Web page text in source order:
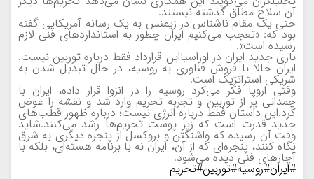
آن سلاح مطلق گذشته نیستند.
حتی یک مقام ناشناس در زیمنس به یک رسانه آمریکایی گفته
بود که: «تعجب می‌کنیم ایران چطور به استانداردهای فنی لازم
رسیده است».
بازی جدید ایران در اوراسیااین قرارداد فقط درباره توربین نیست.
ایران حالا با فروش فناوری به روسیه، در حال تبدیل شدن به
شریکی استراتژیک است.
وقتی اروپا فکر می‌کرد روسیه را در انزوا قرار داده، ایران با
چمدانی پر از توربین و تجربه تحریم وارد شد و نقشه را عوض
کرد.این داستان فقط درباره انرژی نیست؛ درباره ظهور قطب‌های
جدید قدرت است که زیر پوست تحریم‌ها رشد می‌کنند.شاید
وقت آن رسیده که واشنگتن و بروکسل از پنجره دیگری به شرق
نگاه کنند، پنجره‌ای که از آن، ایران نه با برنامه هسته‌ای، بلکه با
آچارهای فنی دیده می‌شود.
#ایران#روسیه#توربین#تحریم